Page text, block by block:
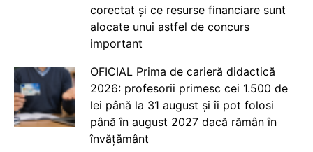
corectat și ce resurse financiare sunt
alocate unui astfel de concurs
important
OFICIAL Prima de carieră didactică
2026: profesorii primesc cei 1.500 de
lei până la 31 august și îi pot folosi
până în august 2027 dacă rămân în
învățământ